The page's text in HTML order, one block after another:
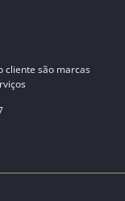
cliente são marcas